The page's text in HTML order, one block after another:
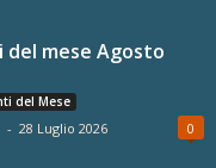
mese Agosto
del Mese
- 28 Luglio 2026 0